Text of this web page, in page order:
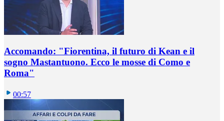
Accomando: "Fiorentina, il futuro di Kean e il
sogno Mastantuono. Ecco le mosse di Como e
Roma"
00:57